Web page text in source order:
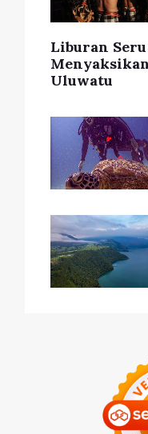
Konsultasi Seksual
bagi Kesehatan Anda
Liburan
Uluwatu